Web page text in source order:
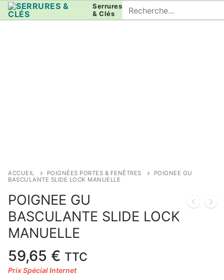
Aller
au
Serrures
& Clés
Rechercher
:
ACCUEIL POIGNÉES PORTES & FENÊTRES
POIGNEE GU
BASCULANTE SLIDE LOCK MANUELLE
POIGNEE GU
BASCULANTE SLIDE LOCK
MANUELLE
59,65 € TTC